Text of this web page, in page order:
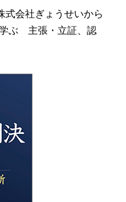
式会社ぎょうせいから
学ぶ 主張・立証、認